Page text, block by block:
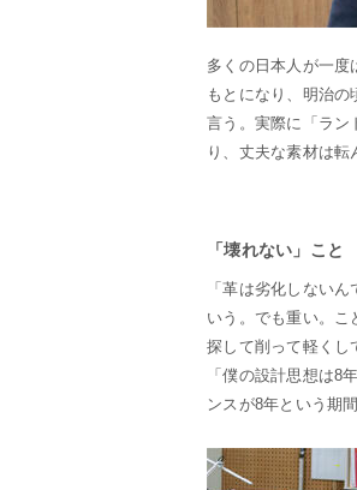
多くの日本人が一
もとになり、明治
言う。実際に「ラン
り、丈夫な素材は転
「壊れない」こと
「革は劣化しない
いう。でも重い。こ
探して削って軽くし
「僕の設計思想は8
ンスが8年という期